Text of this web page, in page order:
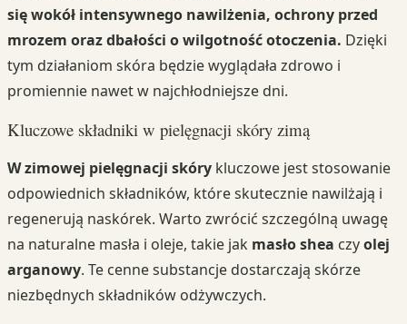
się wokół intensywnego nawilżenia, ochrony przed
mrozem oraz dbałości o wilgotność otoczenia. Dzięki
tym działaniom skóra będzie wyglądała zdrowo i
promiennie nawet w najchłodniejsze dni.
Kluczowe składniki w pielęgnacji skóry zimą
W zimowej pielęgnacji skóry kluczowe jest stosowanie
odpowiednich składników, które skutecznie nawilżają i
regenerują naskórek. Warto zwrócić szczególną uwagę
na naturalne masła i oleje, takie jak masło shea czyolej
arganowy. Te cenne substancje dostarczają skórze
niezbędnych składników odżywczych.